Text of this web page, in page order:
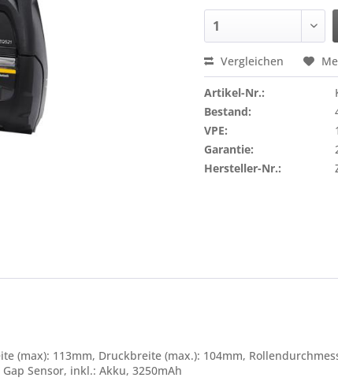
Vergleichen
Artikel-Nr.:
Bestand:
VPE:
Garantie:
Hersteller-Nr.:
(max): 113mm, Druckbreite (max.): 104mm,
Sensor, inkl.: Akku, 3250mAh